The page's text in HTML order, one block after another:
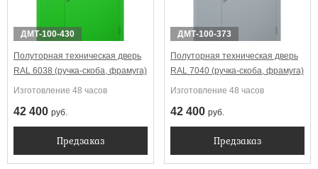
ДМТ-100-430
Полуторная техническая дверь
RAL 6038 (ручка-скоба, фрамуга)
Изготовление 48 часов
42 400 руб.
Предзаказ
ДМТ-100-373
Полуторная техническая дверь
RAL 7040 (ручка-скоба, фрамуга)
Изготовление 48 часов
42 400 руб.
Предзаказ